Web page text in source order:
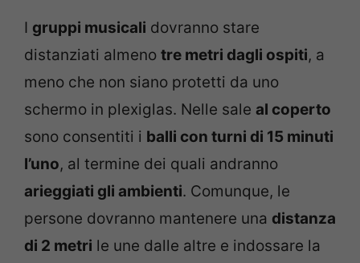
I gruppi musicali dovranno stare
distanziati almeno tre metri dagli ospiti, a
meno che non siano protetti da uno
schermo in plexiglas. Nelle sale al coperto
sono consentiti i balli con turni di 15 minuti
l’uno, al termine dei quali andranno
arieggiati gli ambienti. Comunque, le
persone dovranno mantenere una distanza
di 2 metri le une dalle altre e indossare la